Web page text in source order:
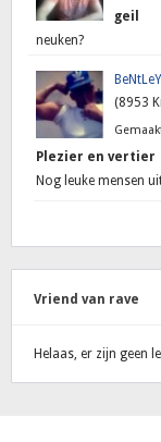
geil
neuken?
(8953
Plezier en vertier
Nog leuke mensen
Vriend van rave
Helaas, er zijn geen